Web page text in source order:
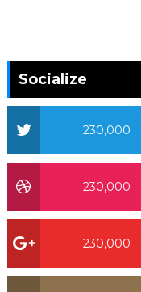
Socialize
230,000
230,000
230,000